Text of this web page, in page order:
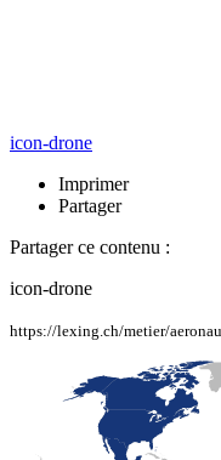
icon-drone
Imprimer
Partager
Partager ce contenu :
icon-drone
https://lexing.ch/metier/